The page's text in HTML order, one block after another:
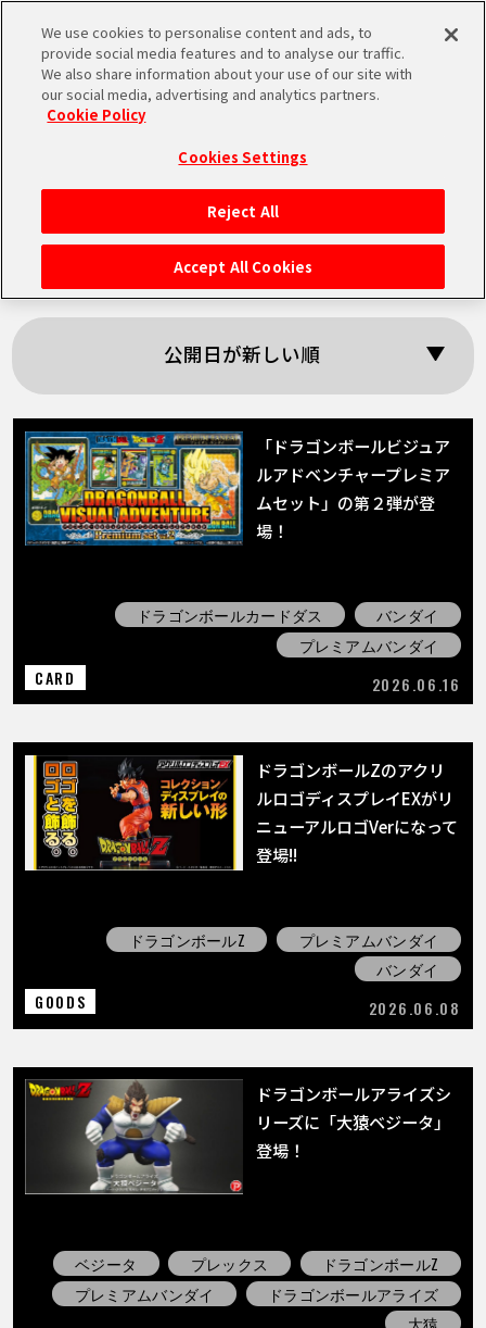
MEN
HOME
NEWS
RANKING
MOVIE
COLUMNS
LANGUAGE
JP
EN FR DE ES
「プレミアムバンダ
イ」の検索結果
公開日が新しい順
「ドラゴンボールビジュア
ルアドベンチャープレミア
ムセット」の第２弾が登
場！
ドラゴンボールカードダス
バンダイ
プレミアムバンダイ
CARD
2026.06.16
ドラゴンボールZのアクリ
ルロゴディスプレイEXがリ
ニューアルロゴVerになって
登場!!
ドラゴンボールZ
プレミアムバンダイ
バンダイ
GOODS
2026.06.08
ドラゴンボールアライズシ
リーズに「大猿ベジータ」
登場！
ベジータ プレックス
ドラゴンボールZ
プレミアムバンダイ
ドラゴンボールアライズ
大猿
We use cookies to personalise content and ads, to
provide social media features and to analyse our traffic.
We also share information about your use of our site with
our social media, advertising and analytics partners.
Cookie Policy
Cookies Settings
Reject All
Accept All Cookies